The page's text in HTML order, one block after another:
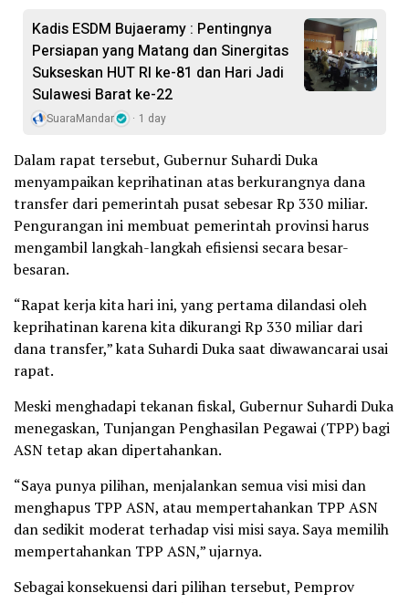
Kadis ESDM Bujaeramy : Pentingnya
Persiapan yang Matang dan Sinergitas
Sukseskan HUT RI ke-81 dan Hari Jadi
Sulawesi Barat ke-22
SuaraMandar 1 day
Dalam rapat tersebut, Gubernur Suhardi Duka
menyampaikan keprihatinan atas berkurangnya dana
transfer dari pemerintah pusat sebesar Rp 330 miliar.
Pengurangan ini membuat pemerintah provinsi harus
mengambil langkah-langkah efisiensi secara besar-
besaran.
“Rapat kerja kita hari ini, yang pertama dilandasi oleh
keprihatinan karena kita dikurangi Rp 330 miliar dari
dana transfer,” kata Suhardi Duka saat diwawancarai usai
rapat.
Meski menghadapi tekanan fiskal, Gubernur Suhardi Duka
menegaskan, Tunjangan Penghasilan Pegawai (TPP) bagi
ASN tetap akan dipertahankan.
“Saya punya pilihan, menjalankan semua visi misi dan
menghapus TPP ASN, atau mempertahankan TPP ASN
dan sedikit moderat terhadap visi misi saya. Saya memilih
mempertahankan TPP ASN,” ujarnya.
Sebagai konsekuensi dari pilihan tersebut, Pemprov